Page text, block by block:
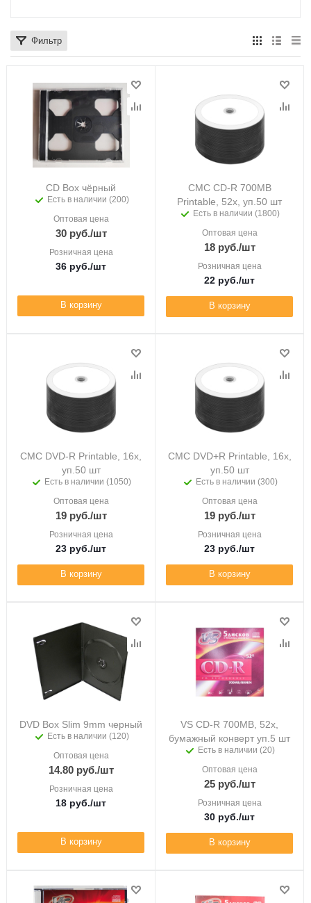
Фильтр
CD Box чёрный
Есть в наличии (200)
Оптовая цена
30руб./шт
Розничная цена
36 руб./шт
В корзину
CMC CD-R 700MB
Printable, 52x, уп.50 шт
Есть в наличии (1800)
Оптовая цена
18руб./шт
Розничная цена
22 руб./шт
В корзину
CMC DVD-R Printable, 16x,
уп.50 шт
Есть в наличии (1050)
Оптовая цена
19руб./шт
Розничная цена
23 руб./шт
В корзину
CMC DVD+R Printable, 16x,
уп.50 шт
Есть в наличии (300)
Оптовая цена
19руб./шт
Розничная цена
23 руб./шт
В корзину
DVD Box Slim 9mm черный
Есть в наличии (120)
Оптовая цена
14.80руб./шт
Розничная цена
18 руб./шт
В корзину
VS CD-R 700MB, 52x,
бумажный конверт уп.5 шт
Есть в наличии (20)
Оптовая цена
25руб./шт
Розничная цена
30 руб./шт
В корзину